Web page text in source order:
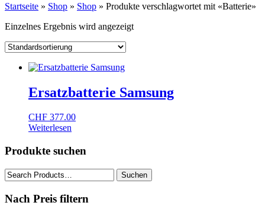
Startseite » Shop » Shop » Produkte verschlagwortet mit «Batterie»
Einzelnes Ergebnis wird angezeigt
Ersatzbatterie Samsung
CHF 377.00
Weiterlesen
Produkte suchen
Suche
nach:
Suchen
Nach Preis filtern